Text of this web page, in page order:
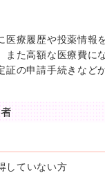
医療履歴や投薬情報
また高額な医療費
証の申請手続きなど
していない方